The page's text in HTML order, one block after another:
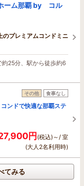
ーム那覇 by コル
プレミアムコンドミニ
25分、駅から徒歩約6
その他 食事なし
ンドで快適な那覇ステ
円(税込)～/ 室
(大人2名利用時)
てみる